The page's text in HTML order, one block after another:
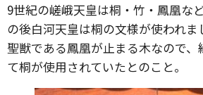
9世紀の嵯峨天皇は桐・竹・鳳凰な
の後白河天皇は桐の文様が使われ
聖獣である鳳凰が止まる木なので、
て桐が使用されていたとのこと。